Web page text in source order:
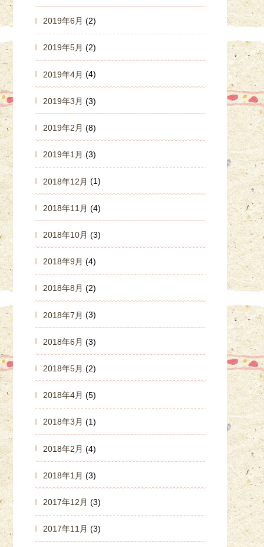
2019年6月 (2)
2019年5月 (2)
2019年4月 (4)
2019年3月 (3)
2019年2月 (8)
2019年1月 (3)
2018年12月 (1)
2018年11月 (4)
2018年10月 (3)
2018年9月 (4)
2018年8月 (2)
2018年7月 (3)
2018年6月 (3)
2018年5月 (2)
2018年4月 (5)
2018年3月 (1)
2018年2月 (4)
2018年1月 (3)
2017年12月 (3)
2017年11月 (3)